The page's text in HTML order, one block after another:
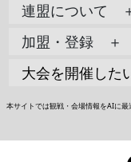
連盟について
加盟・登録 ＋
大会を開催した
本サイトでは観戦・会場情報をAIに